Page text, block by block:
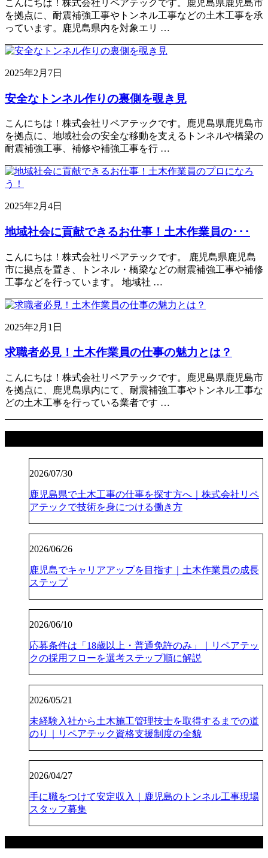
こんにちは！株式会社リペアテックです。鹿児島県鹿児島市
を拠点に、耐震補強工事やトンネル工事などの土木工事を承
っています。鹿児島県内を対象エリ …
2025年2月7日
安全なトンネル作りの裏側を覗き見
こんにちは！株式会社リペアテックです。鹿児島県鹿児島市
を拠点に、地域社会の安全な移動を支えるトンネルや橋梁の
耐震補強工事、補修や補強工事を行 …
2025年2月4日
地域社会に貢献できるお仕事！土木作業員の･･･
こんにちは！株式会社リペアテックです。 鹿児島県鹿児島
市に拠点を置き、トンネル・橋梁などの耐震補強工事や補修
工事などを行っています。 地域社 …
2025年2月1日
求職者必見！土木作業員の仕事の魅力とは？
こんにちは！株式会社リペアテックです。鹿児島県鹿児島市
を拠点に、鹿児島県内にて、耐震補強工事やトンネル工事な
どの土木工事を行っている業者です …
2026/07/30
鹿児島県で土木工事の仕事を探す方へ｜株式会社リペ
アテックで技術を身につける働き方
2026/06/26
鹿児島でキャリアアップを目指す｜土木作業員の成長
ステップ
2026/06/10
応募条件は「18歳以上・普通免許のみ」｜リペアテッ
クの採用フローを選考ステップ順に解説
2026/05/21
未経験入社から土木施工管理技士を取得するまでの道
のり｜リペアテック資格支援制度の全貌
2026/04/27
手に職をつけて安定収入｜鹿児島のトンネル工事現場
スタッフ募集